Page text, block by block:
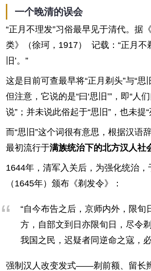
一个晚清的误会
“正月不理发”习俗最早见于清代。据
类》（徐珂，1917） 记载：“正月不
旧’。”
这是目前可查最早将“正月剃头”与“思
但注意，它说的是“曰‘思旧’”，即“人
说”；并未说此俗起于“思旧”，也未提“
而“思旧”这个词很有意思，根据汉语
最初流行于满族统治下的北方汉人社
1644年，清军入关后，为强化统治，
（1645年）颁布《剃发令》：
“自今布告之后，京师内外，限旬
方，自部文到日亦限旬日，尽令
我国之民，迟疑者同逆命之寇，
强制汉人改变发式——剃前额、留长